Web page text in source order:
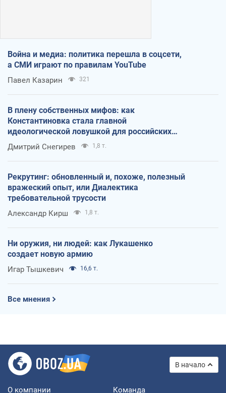
Война и медиа: политика перешла в соцсети,
а СМИ играют по правилам YouTube
Павел Казарин 321
В плену собственных мифов: как
Константиновка стала главной
идеологической ловушкой для российских
оккупантов
Дмитрий Снегирев 1,8 т.
Рекрутинг: обновленный и, похоже, полезный
вражеский опыт, или Диалектика
требовательной трусости
Александр Кирш 1,8 т.
Ни оружия, ни людей: как Лукашенко
создает новую армию
Игар Тышкевич 16,6 т.
Все мнения
В начало
О компании Команда